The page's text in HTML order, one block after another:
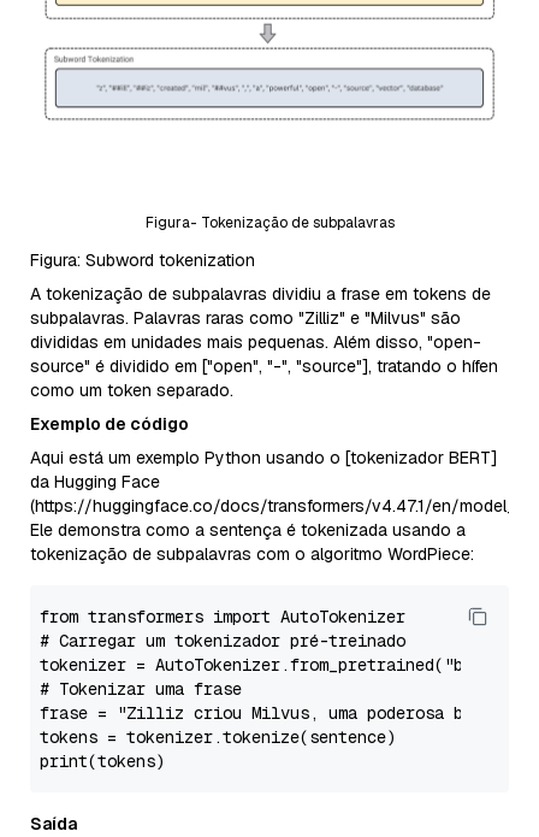
Figura- Tokenização de subpalavras
Figura: Subword tokenization
A tokenização de subpalavras dividiu a frase em tokens de
subpalavras. Palavras raras como "Zilliz" e "Milvus" são
divididas em unidades mais pequenas. Além disso, "open-
source" é dividido em ["open", "-", "source"], tratando o hífen
como um token separado.
Exemplo de código
Aqui está um exemplo Python usando o [tokenizador BERT]
da Hugging Face
(https://huggingface.co/docs/transformers/v4.47.1/en/
Ele demonstra como a sentença é tokenizada usando a
tokenização de subpalavras com o algoritmo WordPiece:
# Carregar um tokenizador pré-treinado
tokenizer = AutoTokenizer.from_pretrained( "bert-
# Tokenizar uma frase
frase =
"Zilliz criou Milvus, uma poderosa base de
tokens = tokenizer.tokenize(sentence)
Saída